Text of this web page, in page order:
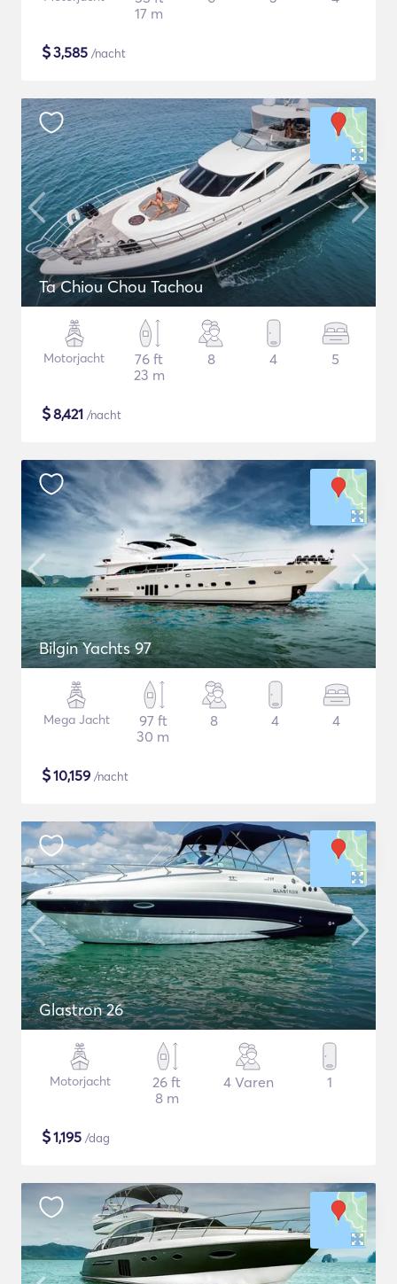
17 m
$3,585 /nacht
Ta Chiou Chou Tachou
Motorjacht
76 ft
23 m
8 4 5
$8,421 /nacht
Bilgin Yachts 97
Mega Jacht
97 ft
30 m
8 4 4
$10,159 /nacht
Glastron 26
Motorjacht
26 ft
8 m
4 Varen 1
$1,195 /dag